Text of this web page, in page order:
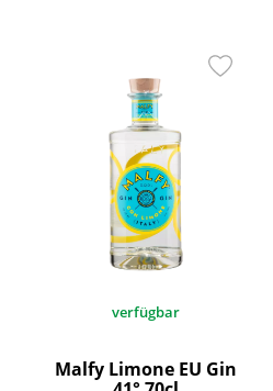
verfügbar
Malfy Limone EU Gin